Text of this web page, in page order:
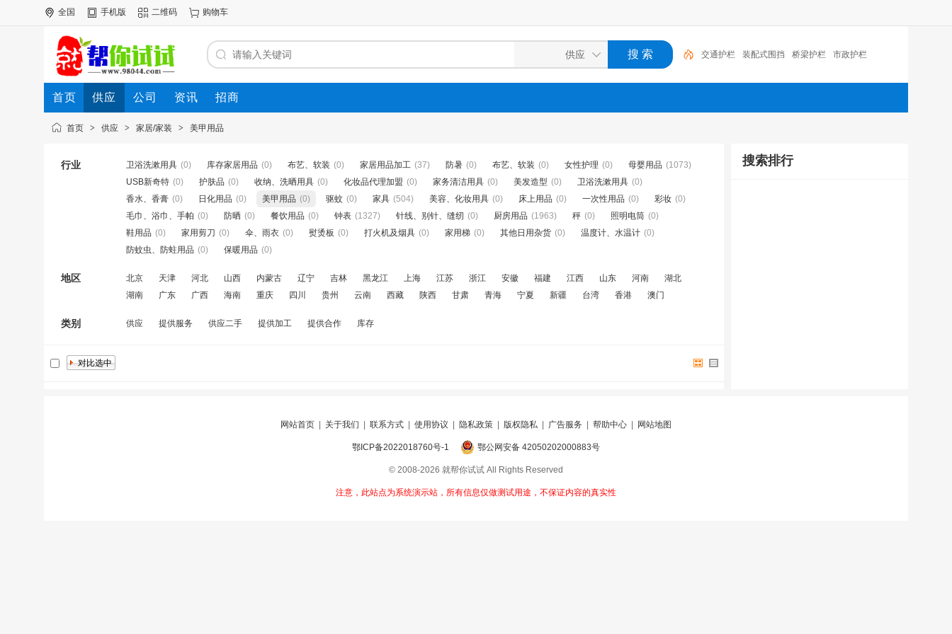
全国 手机版 二维码 购物车
交通护栏 装配式围挡 桥梁护栏 市政护栏
首页 供应 公司 资讯 招商
首页 > 供应 > 家居/家装 > 美甲用品
行业 卫浴洗漱用具 (0) 库存家居用品 (0) 布艺、软装 (0) 家居用品加工 (37) 防暑 (0) 布艺、软装 (0) 女性护理 (0) 母婴用品 (1073)
USB新奇特 (0) 护肤品 (0) 收纳、洗晒用具 (0) 化妆品代理加盟 (0) 家务清洁用具 (0) 美发造型 (0) 卫浴洗漱用具 (0)
香水、香膏 (0) 日化用品 (0) 美甲用品 (0) 驱蚊 (0) 家具 (504) 美容、化妆用具 (0) 床上用品 (0) 一次性用品 (0) 彩妆 (0)
毛巾、浴巾、手帕 (0) 防晒 (0) 餐饮用品 (0) 钟表 (1327) 针线、别针、缝纫 (0) 厨房用品 (1963) 秤 (0) 照明电筒 (0)
鞋用品 (0) 家用剪刀 (0) 伞、雨衣 (0) 熨烫板 (0) 打火机及烟具 (0) 家用梯 (0) 其他日用杂货 (0) 温度计、水温计 (0)
防蚊虫、防蛀用品 (0) 保暖用品 (0)
地区 北京 天津 河北 山西 内蒙古 辽宁 吉林 黑龙江 上海 江苏 浙江 安徽 福建 江西 山东 河南
湖北
湖南
广东 广西 海南 重庆 四川 贵州 云南 西藏 陕西 甘肃 青海 宁夏 新疆 台湾 香港 澳门
类别 供应 提供服务 供应二手 提供加工 提供合作 库存
搜索排行
网站首页 关于我们 联系方式 使用协议 隐私政策 版权隐私 广告服务 帮助中心 网站地图
鄂ICP备2022018760号-1 鄂公网安备 42050202000883号
© 2008-2026 就帮你试试 All Rights Reserved
注意，此站点为系统演示站，所有信息仅做测试用途，不保证内容的真实性